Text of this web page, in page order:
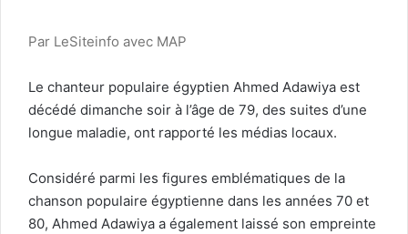
Par LeSiteinfo avec MAP
Le chanteur populaire égyptien Ahmed Adawiya est
décédé dimanche soir à l’âge de 79, des suites d’une
longue maladie, ont rapporté les médias locaux.
Considéré parmi les figures emblématiques de la
chanson populaire égyptienne dans les années 70 et
80, Ahmed Adawiya a également laissé son empreinte